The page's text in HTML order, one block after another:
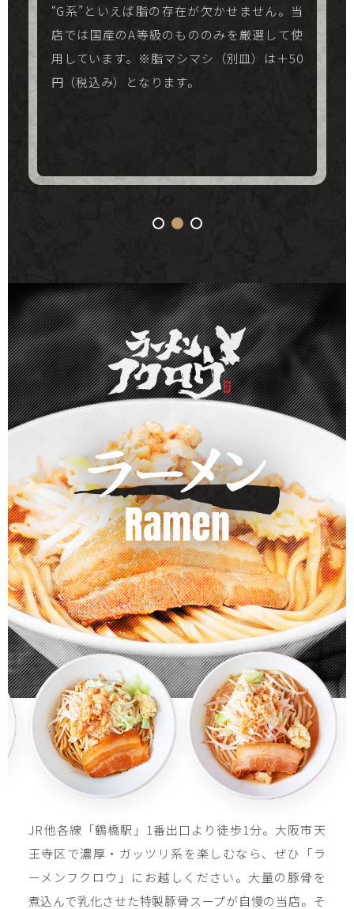
系”な一杯。通常からマシまで無料で増量可
能です！※野菜マシマシ（別皿）は＋100円
（税込み）となります。
“G系”といえば脂の存在が欠かせません。当
店では国産のA等級のもののみを厳選して使
用しています。※脂マシマシ（別皿）は＋50
円（税込み）となります。
求める方はぜひマシマシで！
JR他各線「鶴橋駅」1番出口より徒歩1分。大阪市天
王寺区で濃厚・ガッツリ系を楽しむなら、ぜひ「ラ
ーメンフクロウ」にお越しください。大量の豚骨を
煮込んで乳化させた特製豚骨スープが自慢の当店。そ